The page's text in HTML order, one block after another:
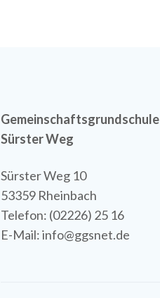
Gemeinschaftsgrundschule
Sürster Weg
Sürster Weg 10
53359 Rheinbach
Telefon: (02226) 25 16
E-Mail: info@ggsnet.de